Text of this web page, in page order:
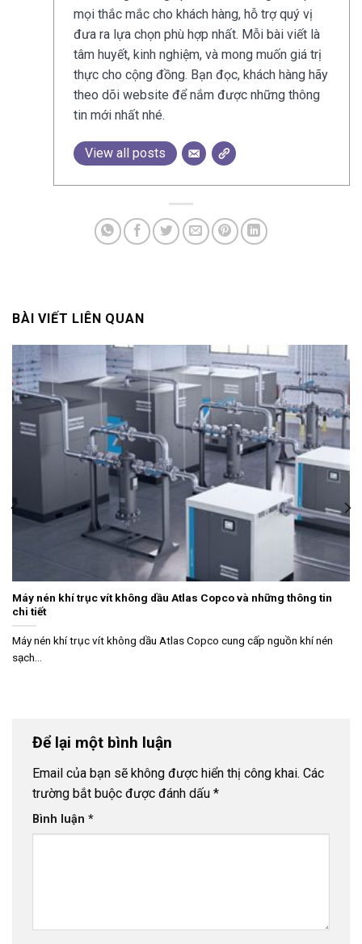
mọi thắc mắc cho khách hàng, hỗ trợ quý vị
đưa ra lựa chọn phù hợp nhất. Mỗi bài viết là
tâm huyết, kinh nghiệm, và mong muốn giá trị
thực cho cộng đồng. Bạn đọc, khách hàng hãy
theo dõi website để nắm được những thông
tin mới nhất nhé.
View all posts
BÀI VIẾT LIÊN QUAN
Máy nén khí trục vít không dầu Atlas Copco và những thông tin
chi tiết
Máy nén khí trục vít không dầu Atlas Copco cung cấp nguồn khí nén
sạch...
Để lại một bình luận
Email của bạn sẽ không được hiển thị công khai. Các
trường bắt buộc được đánh dấu *
Bình luận *